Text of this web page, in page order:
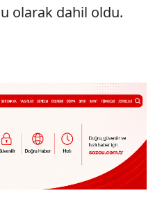
olarak dahil oldu.